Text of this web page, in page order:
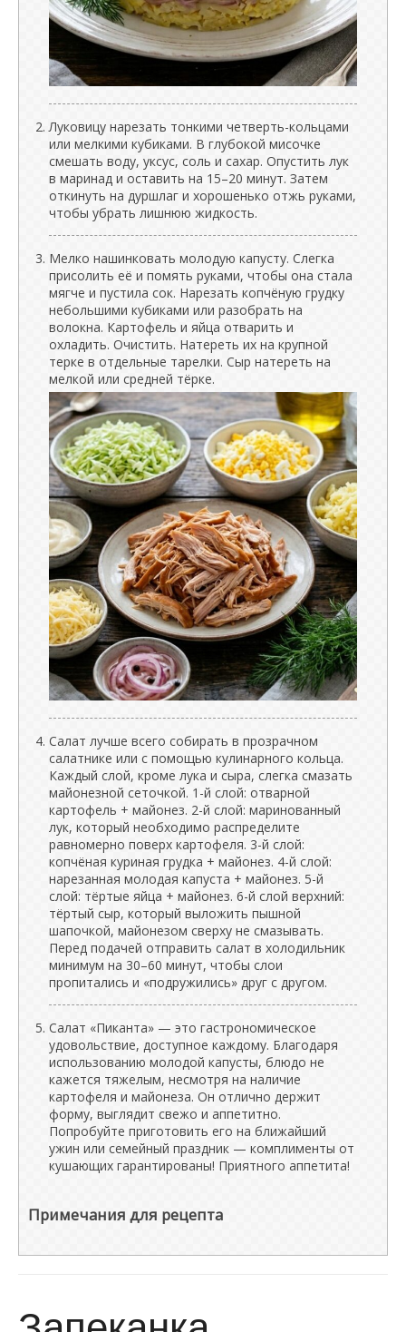
Луковицу нарезать тонкими четверть-кольцами
или мелкими кубиками. В глубокой мисочке
смешать воду, уксус, соль и сахар. Опустить лук
в маринад и оставить на 15–20 минут. Затем
откинуть на дуршлаг и хорошенько отжь руками,
чтобы убрать лишнюю жидкость.
Мелко нашинковать молодую капусту. Слегка
присолить её и помять руками, чтобы она стала
мягче и пустила сок. Нарезать копчёную грудку
небольшими кубиками или разобрать на
волокна. Картофель и яйца отварить и
охладить. Очистить. Натереть их на крупной
терке в отдельные тарелки. Сыр натереть на
мелкой или средней тёрке.
Салат лучше всего собирать в прозрачном
салатнике или с помощью кулинарного кольца.
Каждый слой, кроме лука и сыра, слегка смазать
майонезной сеточкой. 1-й слой: отварной
картофель + майонез. 2-й слой: маринованный
лук, который необходимо распределите
равномерно поверх картофеля. 3-й слой:
копчёная куриная грудка + майонез. 4-й слой:
нарезанная молодая капуста + майонез. 5-й
слой: тёртые яйца + майонез. 6-й слой верхний:
тёртый сыр, который выложить пышной
шапочкой, майонезом сверху не смазывать.
Перед подачей отправить салат в холодильник
минимум на 30–60 минут, чтобы слои
пропитались и «подружились» друг с другом.
Салат «Пиканта» — это гастрономическое
удовольствие, доступное каждому. Благодаря
использованию молодой капусты, блюдо не
кажется тяжелым, несмотря на наличие
картофеля и майонеза. Он отлично держит
форму, выглядит свежо и аппетитно.
Попробуйте приготовить его на ближайший
ужин или семейный праздник — комплименты от
кушающих гарантированы! Приятного аппетита!
Примечания для рецепта